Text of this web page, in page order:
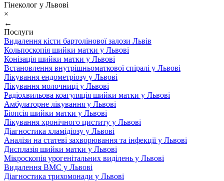
Гінеколог у Львові
×
←
Послуги
Видалення кісти бартолінової залози Львів
Кольпоскопія шийки матки у Львові
Конізація шийки матки у Львові
Встановлення внутрішньоматкової спіралі у Львові
Лікування ендометріозу у Львові
Лікування молочниці у Львові
Радіохвильова коагуляція шийки матки у Львові
Амбулаторне лікування у Львові
Біопсія шийки матки у Львові
Лікування хронічного циститу у Львові
Діагностика хламідіозу у Львові
Аналізи на статеві захворювання та інфекції у Львові
Дисплазія шийки матки у Львові
Мікроскопія урогенітальних виділень у Львові
Видалення ВМС у Львові
Діагностика трихомонади у Львові